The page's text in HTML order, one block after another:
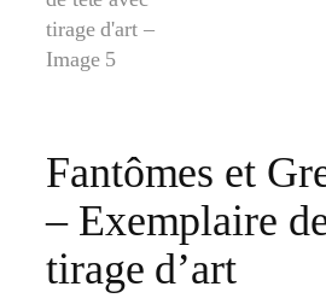
Fantômes et
– Exemplaire
tirage d’art